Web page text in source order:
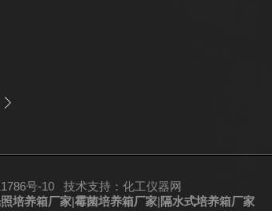
号-10 技术支持： 化工仪器网
培养箱厂家|霉菌培养箱厂家|隔水式培养箱厂家